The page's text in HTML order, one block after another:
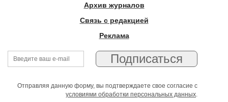
Архив журналов
Связь с редакцией
Реклама
Отправляя данную форму, вы подтверждаете свое согласие с
условиями обработки персональных данных.